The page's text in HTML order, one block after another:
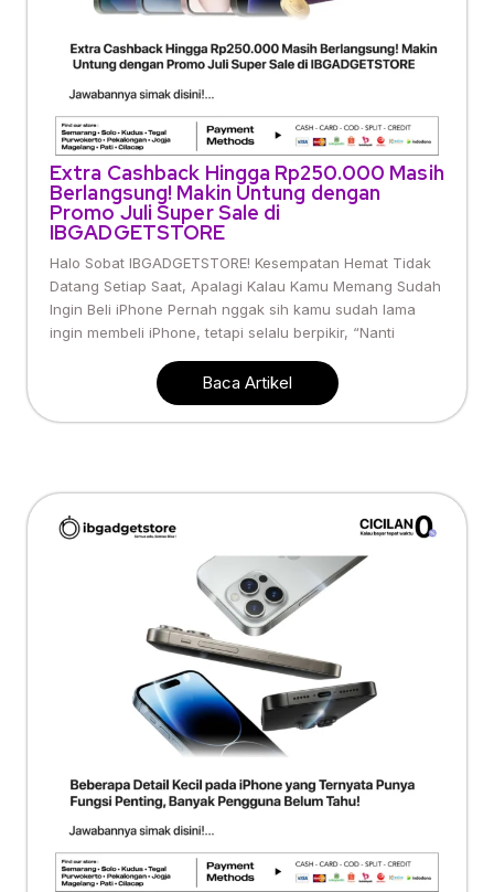
Extra Cashback Hingga Rp250.000 Masih
Berlangsung! Makin Untung dengan
Promo Juli Super Sale di
IBGADGETSTORE
Halo Sobat IBGADGETSTORE! Kesempatan Hemat Tidak
Datang Setiap Saat, Apalagi Kalau Kamu Memang Sudah
Ingin Beli iPhone Pernah nggak sih kamu sudah lama
ingin membeli iPhone, tetapi selalu berpikir, “Nanti
Baca Artikel